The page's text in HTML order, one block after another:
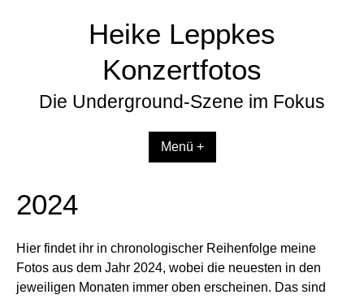
Heike Leppkes
Konzertfotos
Die Underground-Szene im Fokus
Menü +
2024
Hier findet ihr in chronologischer Reihenfolge meine
Fotos aus dem Jahr 2024, wobei die neuesten in den
jeweiligen Monaten immer oben erscheinen. Das sind